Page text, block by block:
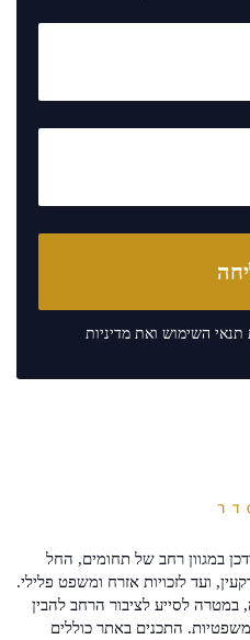
תנאי השימוש ואת מדיניות
במגוון רחב של תחומים, החל
ועד לזכויות אזרח ומשפט פלילי.
לסייע לציבור הרחב להבין
התכנים באתר כוללים